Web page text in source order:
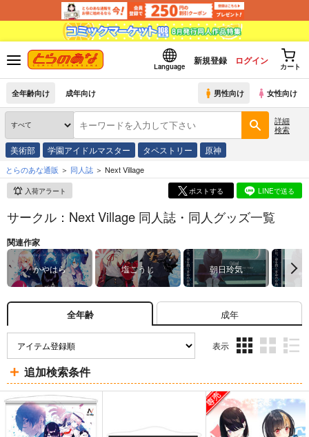
Language
新規登録 ログイン
カート
全年齢向け 成年向け 男性向け 女性向け
詳細
検索
美術部 学園アイドルマスター タペストリー 原神
とらのあな通販 同人誌 Next Village
入荷アラート ポストする LINEで送る
サークル：Next Village 同人誌・同人グッズ一覧
関連作家
かやはら 塩こうじ 朝日玲気
全年齢 成年
表示
ム
表
示
ム
表
示
ム
表
示
追加検索条件